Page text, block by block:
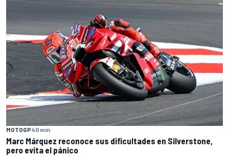
MOTOGP40 min
Marc Márquez reconoce sus dificultades en Silverstone,
pero evita el pánico